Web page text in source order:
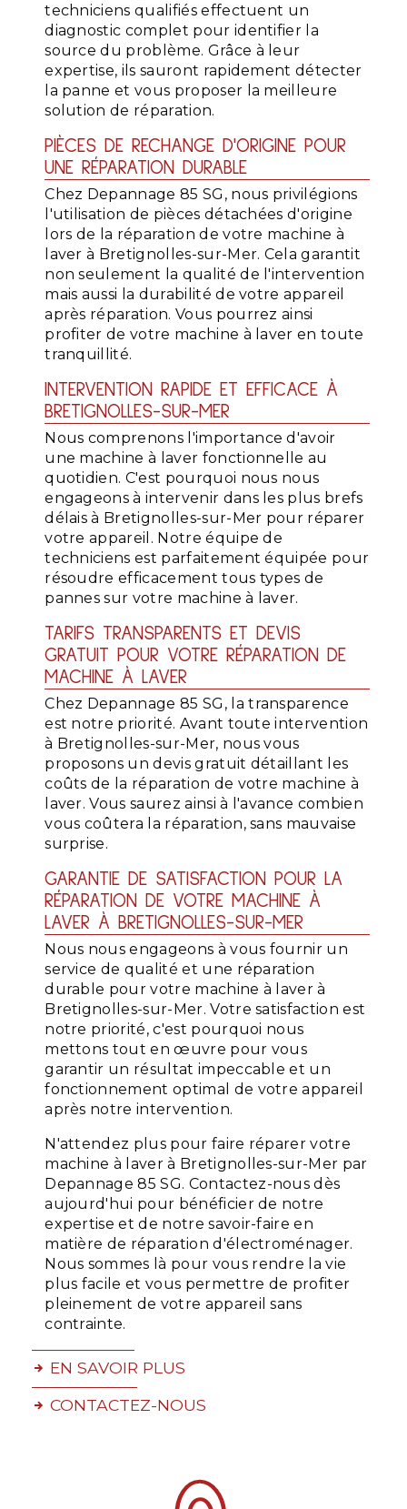
techniciens qualifiés effectuent un
diagnostic complet pour identifier la
source du problème. Grâce à leur
expertise, ils sauront rapidement détecter
la panne et vous proposer la meilleure
solution de réparation.
PIÈCES DE RECHANGE D'ORIGINE POUR
UNE RÉPARATION DURABLE
Chez Depannage 85 SG, nous privilégions
l'utilisation de pièces détachées d'origine
lors de la réparation de votre machine à
laver à Bretignolles-sur-Mer. Cela garantit
non seulement la qualité de l'intervention
mais aussi la durabilité de votre appareil
après réparation. Vous pourrez ainsi
profiter de votre machine à laver en toute
tranquillité.
INTERVENTION RAPIDE ET EFFICACE À
BRETIGNOLLES-SUR-MER
Nous comprenons l'importance d'avoir
une machine à laver fonctionnelle au
quotidien. C'est pourquoi nous nous
engageons à intervenir dans les plus brefs
délais à Bretignolles-sur-Mer pour réparer
votre appareil. Notre équipe de
techniciens est parfaitement équipée pour
résoudre efficacement tous types de
pannes sur votre machine à laver.
TARIFS TRANSPARENTS ET DEVIS
GRATUIT POUR VOTRE RÉPARATION DE
MACHINE À LAVER
Chez Depannage 85 SG, la transparence
est notre priorité. Avant toute intervention
à Bretignolles-sur-Mer, nous vous
proposons un devis gratuit détaillant les
coûts de la réparation de votre machine à
laver. Vous saurez ainsi à l'avance combien
vous coûtera la réparation, sans mauvaise
surprise.
GARANTIE DE SATISFACTION POUR LA
RÉPARATION DE VOTRE MACHINE À
LAVER À BRETIGNOLLES-SUR-MER
Nous nous engageons à vous fournir un
service de qualité et une réparation
durable pour votre machine à laver à
Bretignolles-sur-Mer. Votre satisfaction est
notre priorité, c'est pourquoi nous
mettons tout en œuvre pour vous
garantir un résultat impeccable et un
fonctionnement optimal de votre appareil
après notre intervention.
N'attendez plus pour faire réparer votre
machine à laver à Bretignolles-sur-Mer par
Depannage 85 SG. Contactez-nous dès
aujourd'hui pour bénéficier de notre
expertise et de notre savoir-faire en
matière de réparation d'électroménager.
Nous sommes là pour vous rendre la vie
plus facile et vous permettre de profiter
pleinement de votre appareil sans
contrainte.
EN SAVOIR PLUS
CONTACTEZ-NOUS